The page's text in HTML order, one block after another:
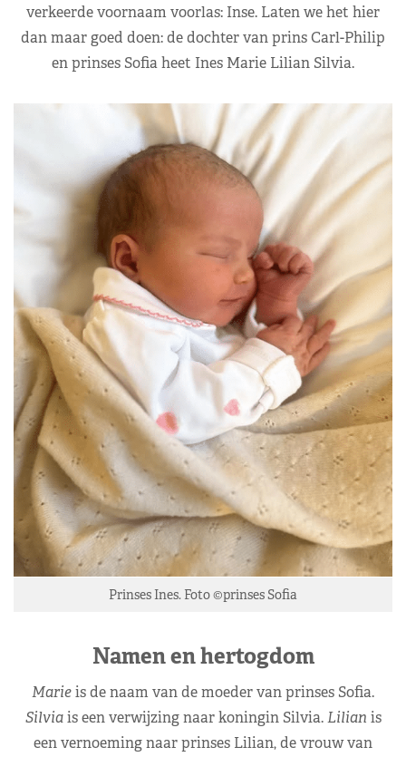
verkeerde voornaam voorlas: Inse. Laten we het hier
dan maar goed doen: de dochter van prins Carl-Philip
en prinses Sofia heet Ines Marie Lilian Silvia.
Prinses Ines. Foto ©prinses Sofia
Namen en hertogdom
Marieis de naam van de moeder van prinses Sofia.
Silviais een verwijzing naar koningin Silvia.Lilian is
een vernoeming naar prinses Lilian, de vrouw van